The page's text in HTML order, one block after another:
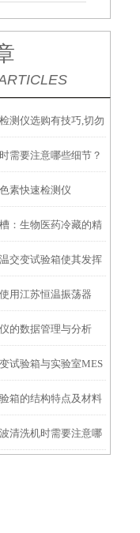
测仪选购有技巧,切勿
需要注意哪些细节？
素快速检测仪
：生物医药冷藏的精
交变试验箱使其发挥
用江苏恒温振荡器
的数据管理与分析
试验箱与实验室MES
要点
箱的结构特点及材料
因素？
清洗机时需要注意哪